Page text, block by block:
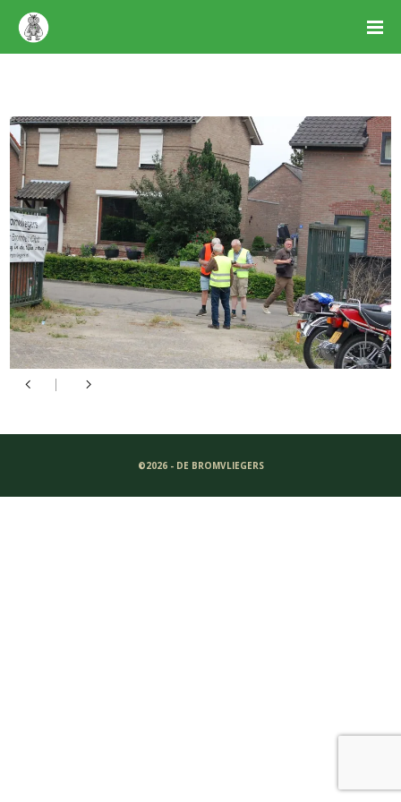
©2026 - DE BROMVLIEGERS